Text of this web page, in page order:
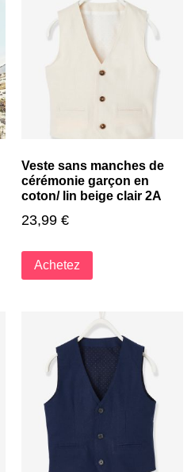
Veste sans manches de
cérémonie garçon en
coton/ lin beige clair 2A
23,99 €
Achetez